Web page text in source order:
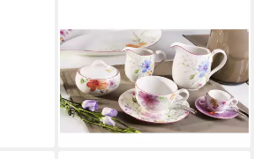
Spülmaschinengeeignet,
Mehrfarbig, Blumen, H: 1cm
68,50 € UVP 102,00 €
-33%
lieferbar - in 2-3 Werktagen bei dir